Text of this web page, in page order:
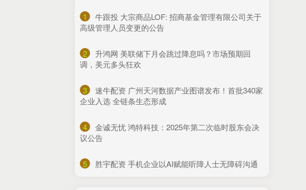
1
​牛跟投 大宗商品LOF: 招商基金管理有限公司关于
高级管理人员变更的公告
2
​升鸿网 美联储下月会跳过降息吗？市场预期回
调，美元多头狂欢
3
​速牛配资 广州天河数据产业图谱发布！首批340家
企业入选 全链条生态形成
4
​金诚无忧 鸿特科技：2025年第二次临时股东会决
议公告
5 ​胜宇配资 手机企业以AI赋能听障人士无障碍沟通